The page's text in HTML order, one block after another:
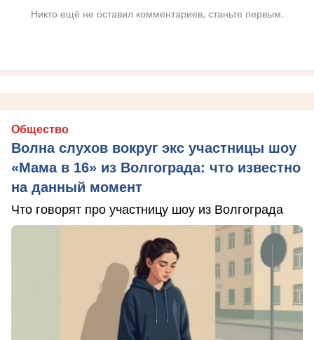
Никто ещё не оставил комментариев, станьте первым.
Общество
Волна слухов вокруг экс участницы шоу
«Мама в 16» из Волгограда: что известно
на данный момент
Что говорят про участницу шоу из Волгограда